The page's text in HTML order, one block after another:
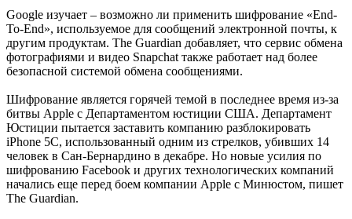
Google изучает – возможно ли применить шифрование «End-
To-End», используемое для сообщений электронной почты, к
другим продуктам. The Guardian добавляет, что сервис обмена
фотографиями и видео Snapchat также работает над более
безопасной системой обмена сообщениями.
Шифрование является горячей темой в последнее время из-за
битвы Apple с Департаментом юстиции США. Департамент
Юстиции пытается заставить компанию разблокировать
iPhone 5C, использованный одним из стрелков, убивших 14
человек в Сан-Бернардино в декабре. Но новые усилия по
шифрованию Facebook и других технологических компаний
начались еще перед боем компании Apple с Минюстом, пишет
The Guardian.